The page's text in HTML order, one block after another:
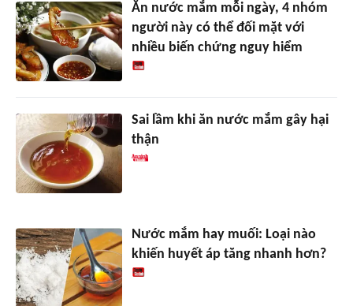
Ăn nước mắm mỗi ngày, 4 nhóm
người này có thể đối mặt với
nhiều biến chứng nguy hiểm
Sai lầm khi ăn nước mắm gây hại
thận
Nước mắm hay muối: Loại nào
khiến huyết áp tăng nhanh hơn?